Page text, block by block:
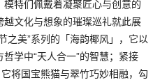
特们佩戴着凝聚匠心与创意的
文化与想象的璀璨巡礼就此展
之美”系列的「海韵椰风」，它以
学中“天人合一”的智慧；紧接
将国宝熊猫与翠竹巧妙相融，勾